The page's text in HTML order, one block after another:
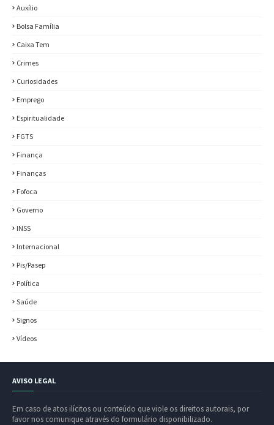
Auxílio
Bolsa Família
Caixa Tem
Crimes
Curiosidades
Emprego
Espiritualidade
FGTS
Finança
Finanças
Fofoca
Governo
INSS
Internacional
Pis/Pasep
Política
Saúde
Signos
Vídeos
AVISO LEGAL
Em caso de atos ilícitos ou conteúdo que viole os direitos autorais, por
favor nos comunique através do formulário disponibilizado.